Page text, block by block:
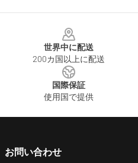
世界中に配送
200カ国以上に配送
国際保証
使用国で提供
お問い合わせ